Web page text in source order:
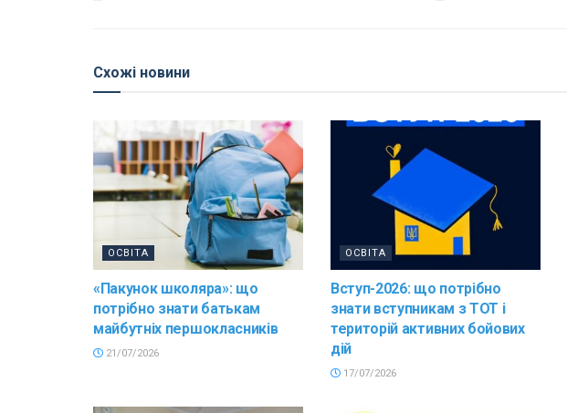
Схожі новини
ОСВІТА
«Пакунок школяра»: що
потрібно знати батькам
майбутніх першокласників
21/07/2026
ОСВІТА
Вступ-2026: що потрібно
знати вступникам з ТОТ і
територій активних бойових
дій
17/07/2026